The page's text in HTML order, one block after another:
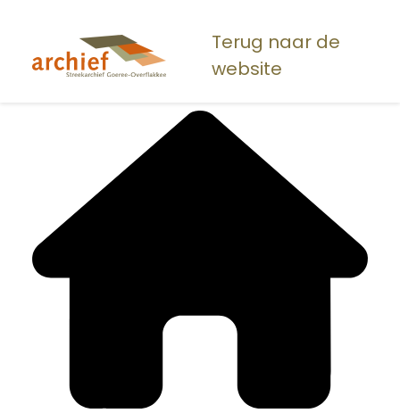
naar
Terug naar de
website